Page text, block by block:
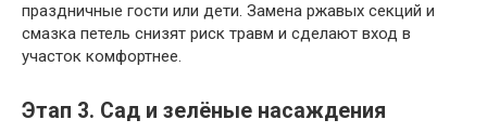
праздничные гости или дети. Замена ржавых секций и
смазка петель снизят риск травм и сделают вход в
участок комфортнее.
Этап 3. Сад и зелёные насаждения